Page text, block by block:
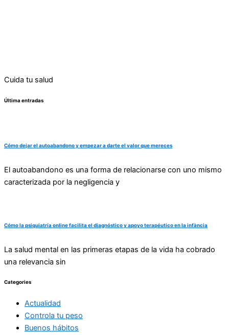
Cuida tu salud
Última entradas
Cómo dejar el autoabandono y empezar a darte el valor que mereces
El autoabandono es una forma de relacionarse con uno mismo
caracterizada por la negligencia y
Cómo la psiquiatría online facilita el diagnóstico y apoyo terapéutico en la infància
La salud mental en las primeras etapas de la vida ha cobrado
una relevancia sin
Categories
Actualidad
Controla tu peso
Buenos hábitos